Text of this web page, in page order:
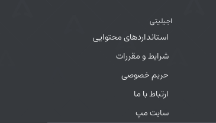
اجیلیتی
استانداردهای محتوایی
شرایط و مقررات
حریم خصوصی
ارتباط با ما
سایت مپ